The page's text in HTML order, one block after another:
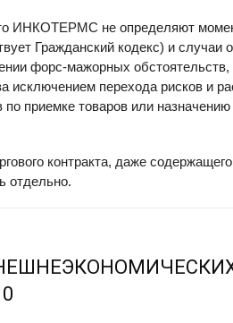
ИНКОТЕРМС не определяют
Гражданский кодекс) и случаи
форс-мажорных
исключением перехода рисков и
по приемке товаров или
контракта, даже
отдельно.